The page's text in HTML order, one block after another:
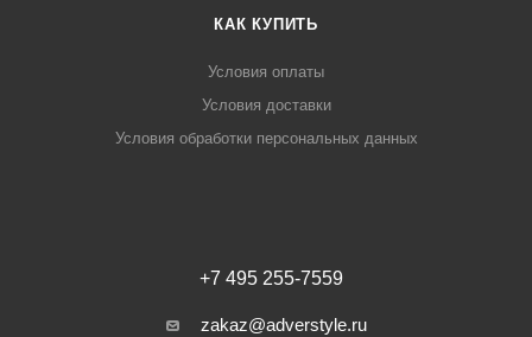
КАК КУПИТЬ
Условия оплаты
Условия доставки
Условия обработки персональных данных
+7 495 255-7559
zakaz@adverstyle.ru